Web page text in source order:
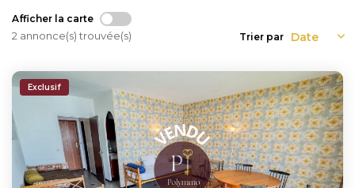
Afficher la carte
2 annonce(s) trouvée(s) Trier par
Exclusif